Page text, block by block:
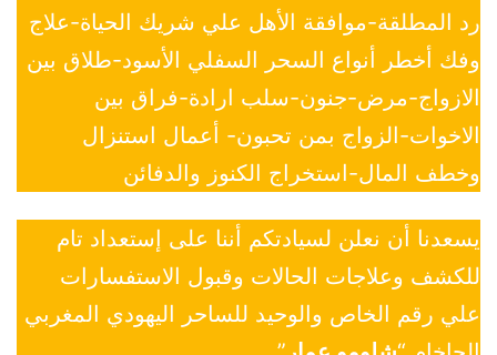
رد المطلقة-موافقة الأهل علي شريك الحياة-علاج
وفك أخطر أنواع السحر السفلي الأسود-طلاق بين
الازواج-مرض-جنون-سلب ارادة-فراق بين
الاخوات-الزواج بمن تحبون- أعمال استنزال
وخطف المال-استخراج الكنوز والدفائن
يسعدنا أن نعلن لسيادتكم أننا على إستعداد تام
للكشف وعلاجات الحالات وقبول الاستفسارات
علي رقم الخاص والوحيد للساحر اليهودي المغربي